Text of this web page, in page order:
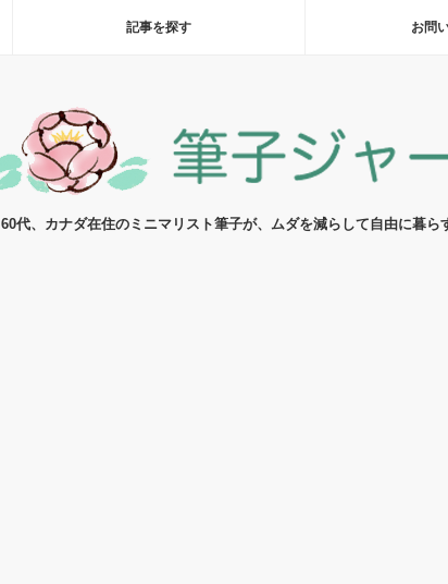
記事を探す お問
60代、カナダ在住のミニマリスト筆子が、ムダを減らして自由に暮ら